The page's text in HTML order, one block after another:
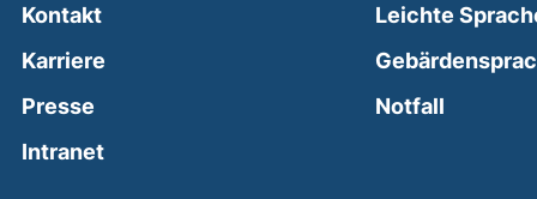
Kontakt
Karriere
Presse
Intranet(external link, opens in a new window)
Leichte
Notfall